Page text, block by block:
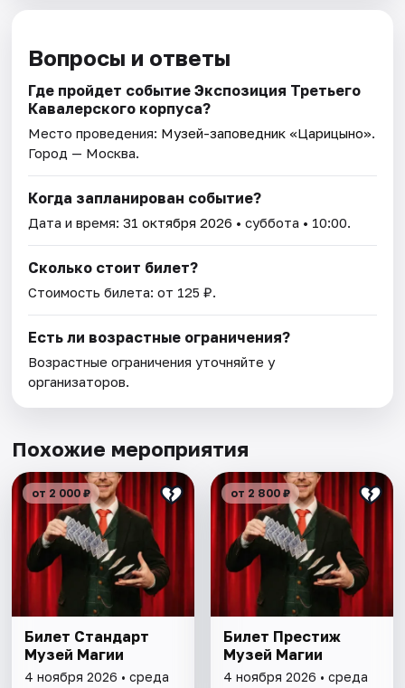
Вопросы и ответы
Где пройдет событие Экспозиция Третьего
Кавалерского корпуса?
Место проведения: Музей-заповедник «Царицыно».
Город — Москва.
Когда запланирован событие?
Дата и время:31 октября 2026 • суббота • 10:00.
Сколько стоит билет?
Стоимость билета: от 125 ₽.
Есть ли возрастные ограничения?
Возрастные ограничения уточняйте у
организаторов.
Похожие мероприятия
от 2 000 ₽
Билет Стандарт
Музей Магии
4 ноября 2026 • среда
от 2 800 ₽
Билет Престиж
Музей Магии
4 ноября 2026 • среда